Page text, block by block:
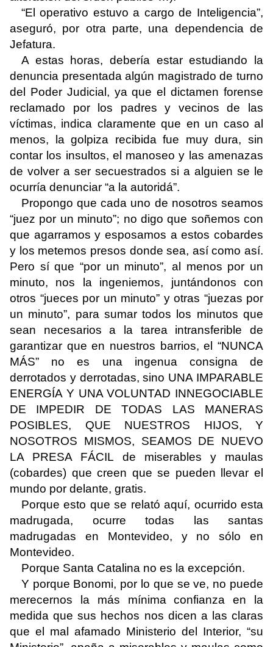
“El operativo estuvo a cargo de Inteligencia”,
aseguró, por otra parte, una dependencia de
Jefatura.
A estas horas, debería estar estudiando la
denuncia presentada algún magistrado de turno
del Poder Judicial, ya que el dictamen forense
reclamado por los padres y vecinos de las
víctimas, indica claramente que en un caso al
menos, la golpiza recibida fue muy dura, sin
contar los insultos, el manoseo y las amenazas
de volver a ser secuestrados si a alguien se le
ocurría denunciar “a la autoridá”.
Propongo que cada uno de nosotros seamos
“juez por un minuto”; no digo que soñemos con
que agarramos y esposamos a estos cobardes
y los metemos presos donde sea, así como así.
Pero sí que “por un minuto”, al menos por un
minuto, nos la ingeniemos, juntándonos con
otros “jueces por un minuto” y otras “juezas por
un minuto”, para sumar todos los minutos que
sean necesarios a la tarea intransferible de
garantizar que en nuestros barrios, el “NUNCA
MÁS” no es una ingenua consigna de
derrotados y derrotadas, sino UNA IMPARABLE
ENERGÍA Y UNA VOLUNTAD INNEGOCIABLE
DE IMPEDIR DE TODAS LAS MANERAS
POSIBLES, QUE NUESTROS HIJOS, Y
NOSOTROS MISMOS, SEAMOS DE NUEVO
LA PRESA FÁCIL de miserables y maulas
(cobardes) que creen que se pueden llevar el
mundo por delante, gratis.
Porque esto que se relató aquí, ocurrido esta
madrugada, ocurre todas las santas
madrugadas en Montevideo, y no sólo en
Montevideo.
Porque Santa Catalina no es la excepción.
Y porque Bonomi, por lo que se ve, no puede
merecernos la más mínima confianza en la
medida que sus hechos nos dicen a las claras
que el mal afamado Ministerio del Interior, “su